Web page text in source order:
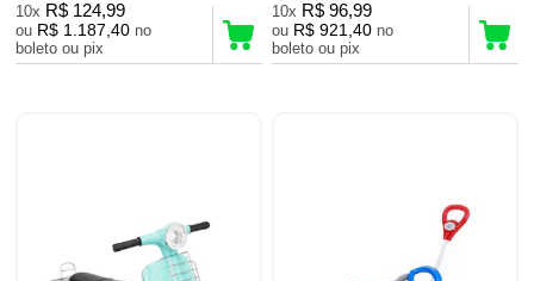
10x R$ 124,99
ou R$ 1.187,40 no
boleto ou pix
10x R$ 96,99
ou R$ 921,40 no
boleto ou pix